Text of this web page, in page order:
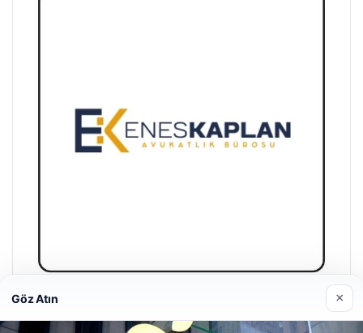
Enes Kaplan Avukatlık Bürosu
28/04/2026
Göz Atın ×